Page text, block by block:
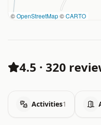
©OpenStreetMap©CARTO
4.5 · 320
Activities1